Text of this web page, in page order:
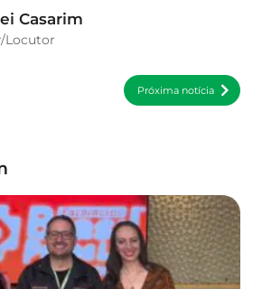
Casarim
Locutor
Próxima notícia